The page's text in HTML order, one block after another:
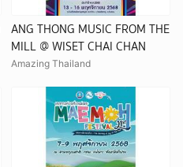
ANG THONG MUSIC FROM THE
MILL @ WISET CHAI CHAN
Amazing Thailand